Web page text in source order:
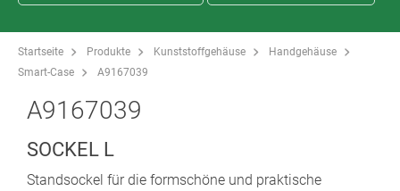
Startseite Produkte Kunststoffgehäuse
Handgehäuse
Smart-Case
A9167039
A9167039
SOCKEL L
Standsockel für die formschöne und praktische